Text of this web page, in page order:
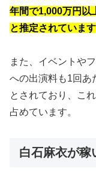
年間で1,000万円以
と推定されています
また、イベントや
への出演料も1回あ
とされており、こ
占めています。
白石麻衣が稼